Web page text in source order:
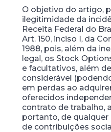
O objetivo do artigo,
ilegitimidade da
Receita Federal do
Art. 150, inciso I, da
1988, pois, além da
legal, os Stock
e facultativos, além
considerável
em perdas ao
oferecidos
contrato de trabalho,
portanto, de
de contribuições